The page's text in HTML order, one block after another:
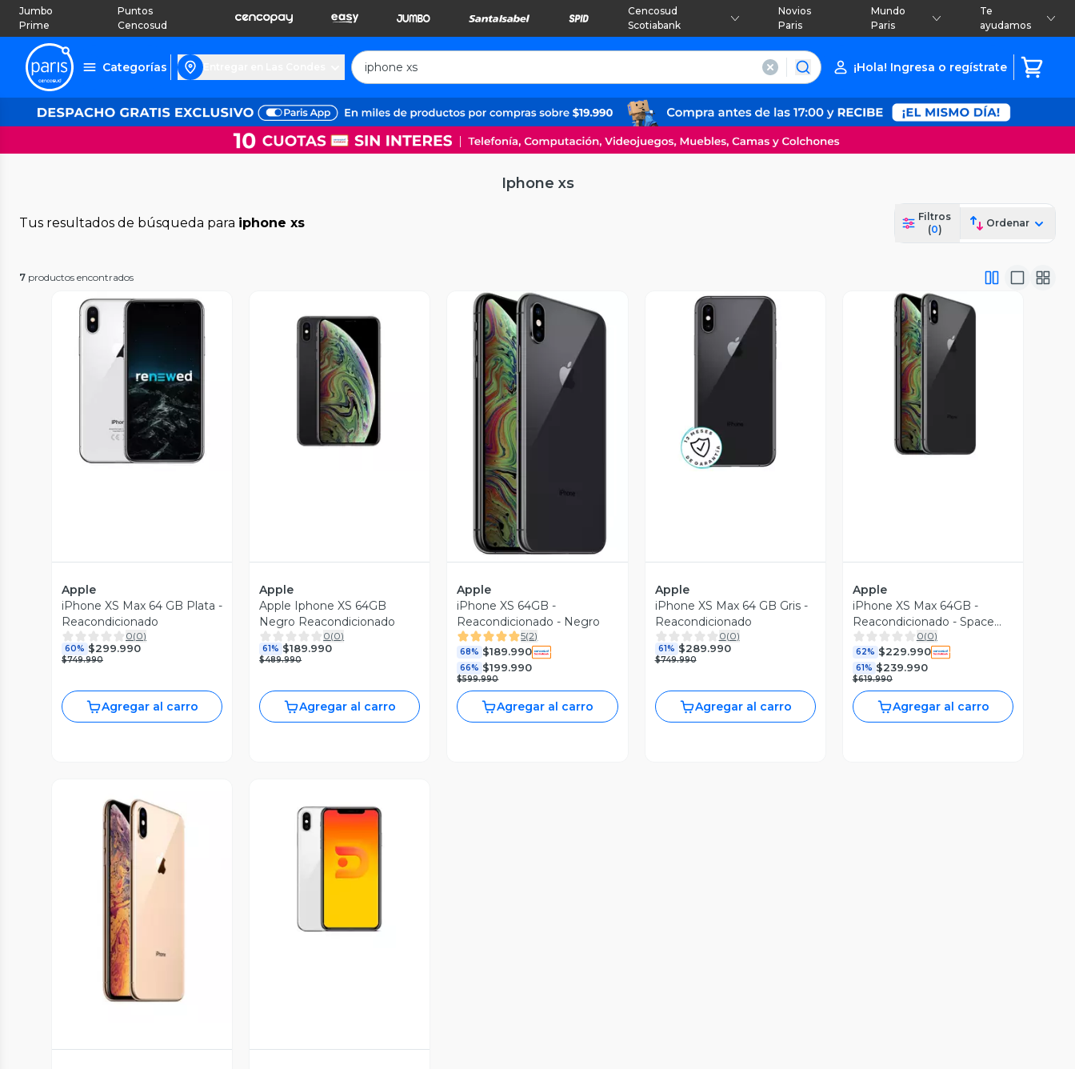
Jumbo
Prime
Puntos
Cencosud
Cencosud
Scotiabank
Novios
Paris
Mundo
Paris
Te
ayudamos
Categorías ¡Hola! Ingresa o regístrate
Iphone xs
Tus resultados de búsqueda para iphone xs
Filtros
(0)
Ordenar
7 productos encontrados
Vista Previa
Apple
iPhone XS Max 64 GB Plata -
Reacondicionado
0(0)
60% $299.990
$749.990
Agregar al carro
Vista Previa
Apple
Apple Iphone XS 64GB
Negro Reacondicionado
0(0)
61% $189.990
$489.990
Agregar al carro
Vista Previa
Apple
iPhone XS 64GB -
Reacondicionado - Negro
5(2)
68% $189.990
66% $199.990
$599.990
Agregar al carro
Apple
iPhone XS Max 64 GB Gris -
Reacondicionado
0(0)
61% $289.990
$749.990
Agregar al carro
Vista Previa
Apple
iPhone XS Max 64GB -
Reacondicionado - Space
Gray
0(0)
62% $229.990
61% $239.990
$619.990
Agregar al carro
Vista Previa
Vista Previa